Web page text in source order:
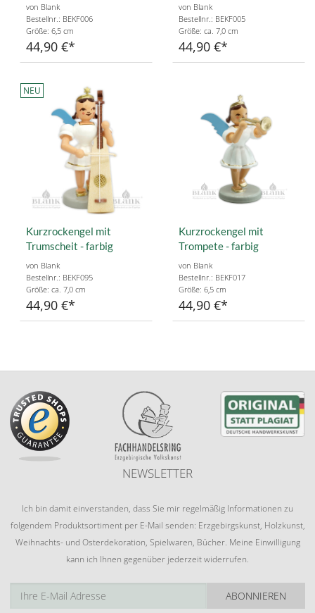
von Blank
Bestellnr.: BEKF006
Größe: 6,5 cm
44,90 €
von Blank
Bestellnr.: BEKF005
Größe: ca. 7,0 cm
44,90 €
NEU
Kurzrockengel mit
Trumscheit - farbig
von Blank
Bestellnr.: BEKF095
Größe: ca. 7,0 cm
44,90 €
Kurzrockengel mit
Trompete - farbig
von Blank
Bestellnr.: BEKF017
Größe: 6,5 cm
44,90 €
NEWSLETTER
Ich bin damit einverstanden, dass Sie mir regelmäßig Informationen zu
folgendem Produktsortiment per E-Mail senden: Erzgebirgskunst, Holzkunst,
Weihnachts- und Osterdekoration, Spielwaren, Bücher. Meine Einwilligung
kann ich Ihnen gegenüber jederzeit widerrufen.
ABONNIEREN